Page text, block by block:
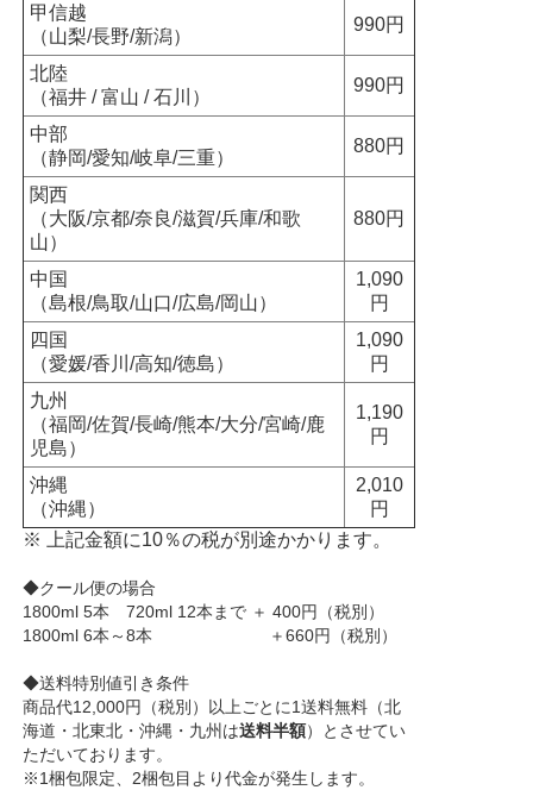
甲信越
（山梨/長野/新潟）
990円
北陸
（福井 / 富山 / 石川）
990円
中部
（静岡/愛知/岐阜/三重）
880円
関西
（大阪/京都/奈良/滋賀/兵庫/和歌
山）
880円
中国
（島根/鳥取/山口/広島/岡山）
1,090
円
四国
（愛媛/香川/高知/徳島）
1,090
円
九州
（福岡/佐賀/長崎/熊本/大分/宮崎/鹿
児島）
1,190
円
沖縄
（沖縄）
2,010
円
※ 上記金額に10％の税が別途かかります。
◆クール便の場合
1800ml 5本 720ml 12本まで ＋ 400円（税別）
1800ml 6本～8本 ＋660円（税別）
◆送料特別値引き条件
商品代12,000円（税別）以上ごとに1送料無料（北
海道・北東北・沖縄・九州は送料半額）とさせてい
ただいております。
※1梱包限定、2梱包目より代金が発生します。